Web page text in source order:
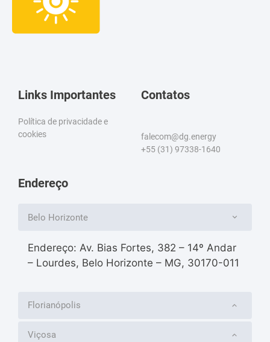
Links Importantes
Política de privacidade e
cookies
Contatos
falecom@dg.energy
+55 (31) 97338-1640
Endereço
Belo Horizonte
Endereço: Av. Bias Fortes, 382 – 14º Andar
– Lourdes, Belo Horizonte – MG, 30170-011
Florianópolis
Viçosa